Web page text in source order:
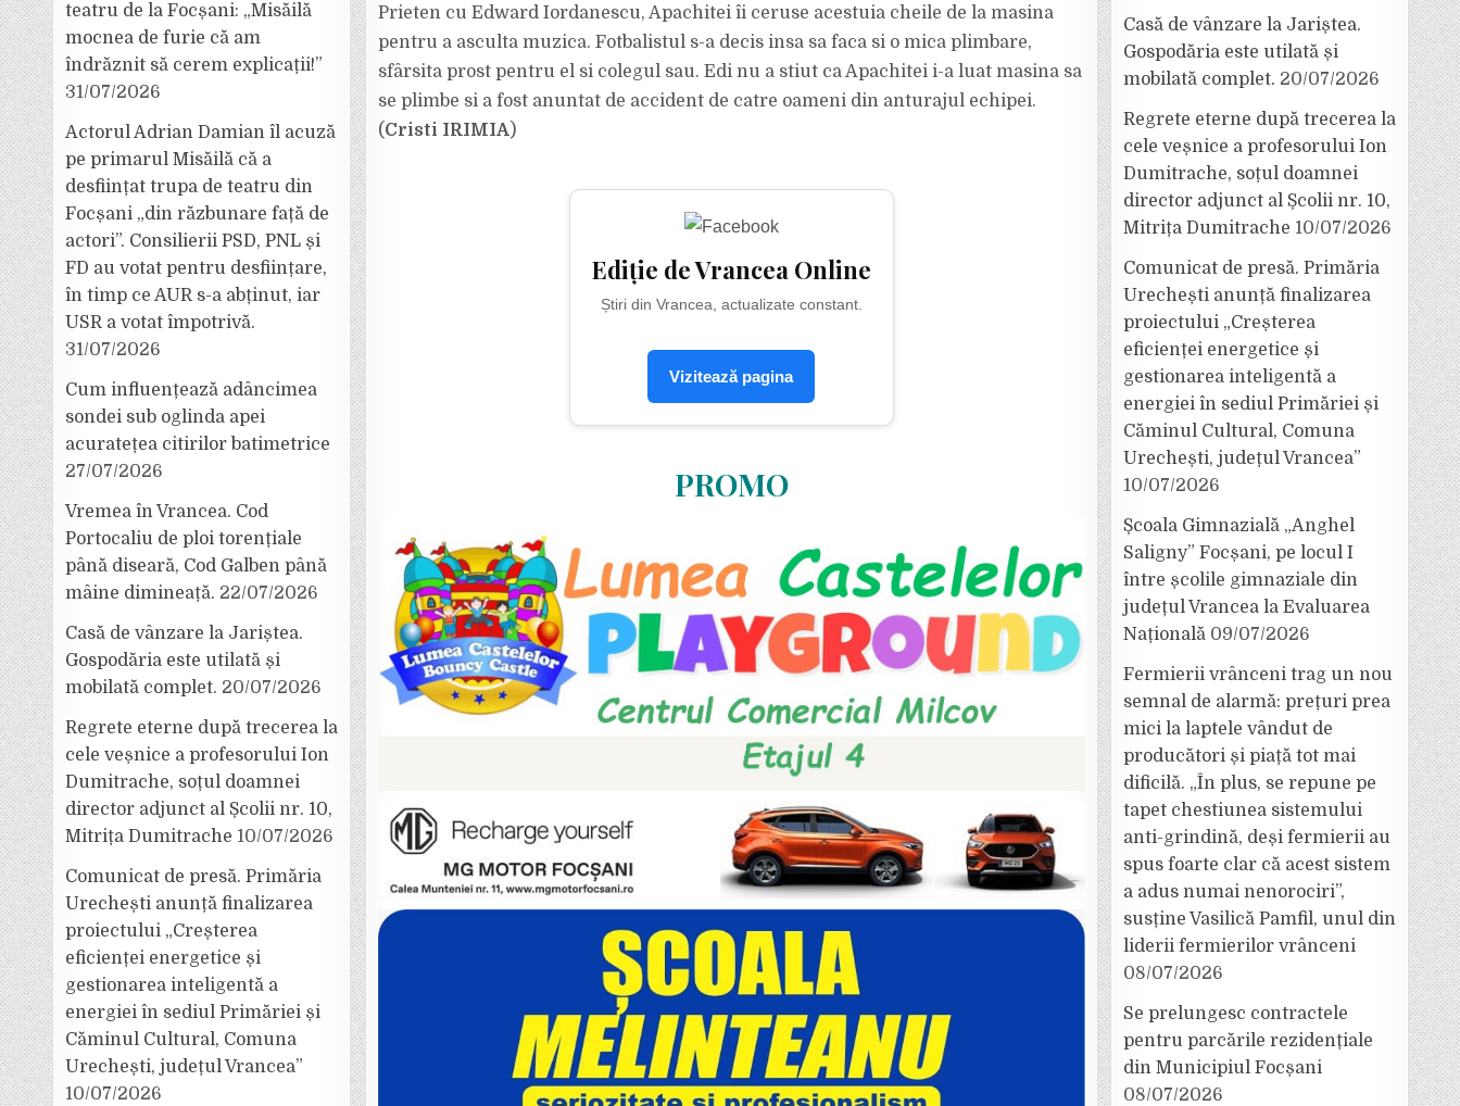
Prieten cu Edward Iordanescu, Apachitei îi ceruse acestuia cheile de la masina
pentru a asculta muzica. Fotbalistul s-a decis insa sa faca si o mica plimbare,
sfârsita prost pentru el si colegul sau. Edi nu a stiut ca Apachitei i-a luat masina sa
se plimbe si a fost anuntat de accident de catre oameni din anturajul echipei.
(Cristi IRIMIA)
Ediție de Vrancea Online
Știri din Vrancea, actualizate constant.
Vizitează pagina
PROMO
teatru de la Focșani: „Misăilă
mocnea de furie că am
îndrăznit să cerem explicații!”
31/07/2026
Actorul Adrian Damian îl acuză
pe primarul Misăilă că a
desființat trupa de teatru din
Focșani „din răzbunare față de
actori”. Consilierii PSD, PNL și
FD au votat pentru desființare,
în timp ce AUR s-a abținut, iar
USR a votat împotrivă.
31/07/2026
Cum influențează adâncimea
sondei sub oglinda apei
acuratețea citirilor batimetrice
27/07/2026
Vremea în Vrancea. Cod
Portocaliu de ploi torențiale
până diseară, Cod Galben până
mâine dimineață. 22/07/2026
Casă de vânzare la Jariștea.
Gospodăria este utilată și
mobilată complet. 20/07/2026
Regrete eterne după trecerea la
cele veșnice a profesorului Ion
Dumitrache, soțul doamnei
director adjunct al Școlii nr. 10,
Mitrița Dumitrache 10/07/2026
Comunicat de presă. Primăria
Urechești anunță finalizarea
proiectului „Creșterea
eficienței energetice și
gestionarea inteligentă a
energiei în sediul Primăriei și
Căminul Cultural, Comuna
Urechești, județul Vrancea”
10/07/2026
Casă de vânzare la Jariștea.
Gospodăria este utilată și
mobilată complet. 20/07/2026
Regrete eterne după trecerea la
cele veșnice a profesorului Ion
Dumitrache, soțul doamnei
director adjunct al Școlii nr. 10,
Mitrița Dumitrache 10/07/2026
Comunicat de presă. Primăria
Urechești anunță finalizarea
proiectului „Creșterea
eficienței energetice și
gestionarea inteligentă a
energiei în sediul Primăriei și
Căminul Cultural, Comuna
Urechești, județul Vrancea”
10/07/2026
Școala Gimnazială „Anghel
Saligny” Focșani, pe locul I
între școlile gimnaziale din
județul Vrancea la Evaluarea
Națională 09/07/2026
Fermierii vrânceni trag un nou
semnal de alarmă: prețuri prea
mici la laptele vândut de
producători și piață tot mai
dificilă. „În plus, se repune pe
tapet chestiunea sistemului
anti-grindină, deși fermierii au
spus foarte clar că acest sistem
a adus numai nenorociri”,
susține Vasilică Pamfil, unul din
liderii fermierilor vrânceni
08/07/2026
Se prelungesc contractele
pentru parcările rezidențiale
din Municipiul Focșani
08/07/2026